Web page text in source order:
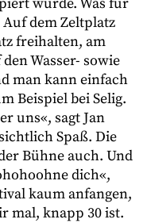
dem Zeltplatz
freihalten, am
Wasser- sowie
man kann einfach
Beispiel bei Selig.
uns«, sagt Jan
Spaß. Die
Bühne auch. Und
dich«,
kaum anfangen,
mal, knapp 30 ist.